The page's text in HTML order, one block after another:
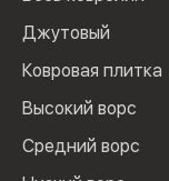
Джутовый
Ковровая плитка
Высокий ворс
Средний ворс